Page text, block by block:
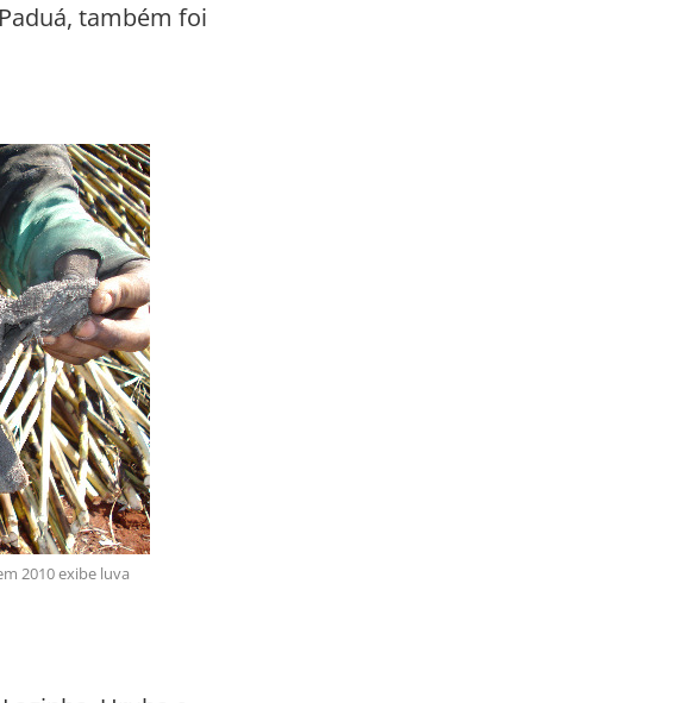
também foi
2010 exibe luva